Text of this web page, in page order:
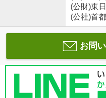
(公財)東
(公社)首
お問